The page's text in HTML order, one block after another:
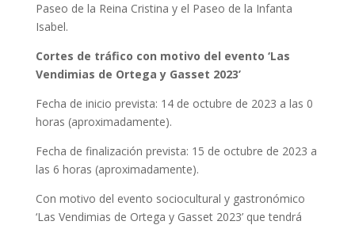
Paseo de la Reina Cristina y el Paseo de la Infanta
Isabel.
Cortes de tráfico con motivo del evento ‘Las
Vendimias de Ortega y Gasset 2023’
Fecha de inicio prevista: 14 de octubre de 2023 a las 0
horas (aproximadamente).
Fecha de finalización prevista: 15 de octubre de 2023 a
las 6 horas (aproximadamente).
Con motivo del evento sociocultural y gastronómico
‘Las Vendimias de Ortega y Gasset 2023’ que tendrá